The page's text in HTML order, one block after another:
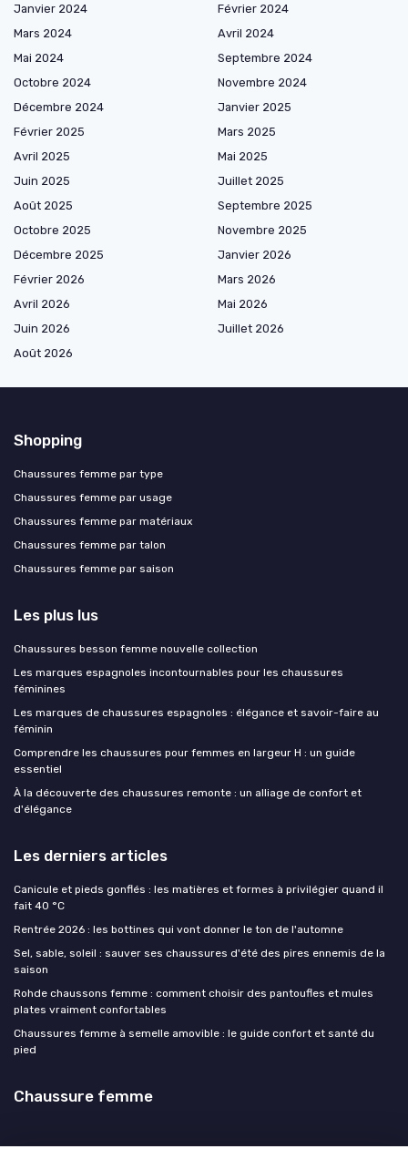
Janvier 2024
Février 2024
Mars 2024
Avril 2024
Mai 2024
Septembre 2024
Octobre 2024
Novembre 2024
Décembre 2024
Janvier 2025
Février 2025
Mars 2025
Avril 2025
Mai 2025
Juin 2025
Juillet 2025
Août 2025
Septembre 2025
Octobre 2025
Novembre 2025
Décembre 2025
Janvier 2026
Février 2026
Mars 2026
Avril 2026
Mai 2026
Juin 2026
Juillet 2026
Août 2026
Shopping
Chaussures femme par type
Chaussures femme par usage
Chaussures femme par matériaux
Chaussures femme par talon
Chaussures femme par saison
Les plus lus
Chaussures besson femme nouvelle collection
Les marques espagnoles incontournables pour les chaussures
féminines
Les marques de chaussures espagnoles : élégance et savoir-faire au
féminin
Comprendre les chaussures pour femmes en largeur H : un guide
essentiel
À la découverte des chaussures remonte : un alliage de confort et
d'élégance
Les derniers articles
Canicule et pieds gonflés : les matières et formes à privilégier quand il
fait 40 °C
Rentrée 2026 : les bottines qui vont donner le ton de l'automne
Sel, sable, soleil : sauver ses chaussures d'été des pires ennemis de la
saison
Rohde chaussons femme : comment choisir des pantoufles et mules
plates vraiment confortables
Chaussures femme à semelle amovible : le guide confort et santé du
pied
Chaussure femme